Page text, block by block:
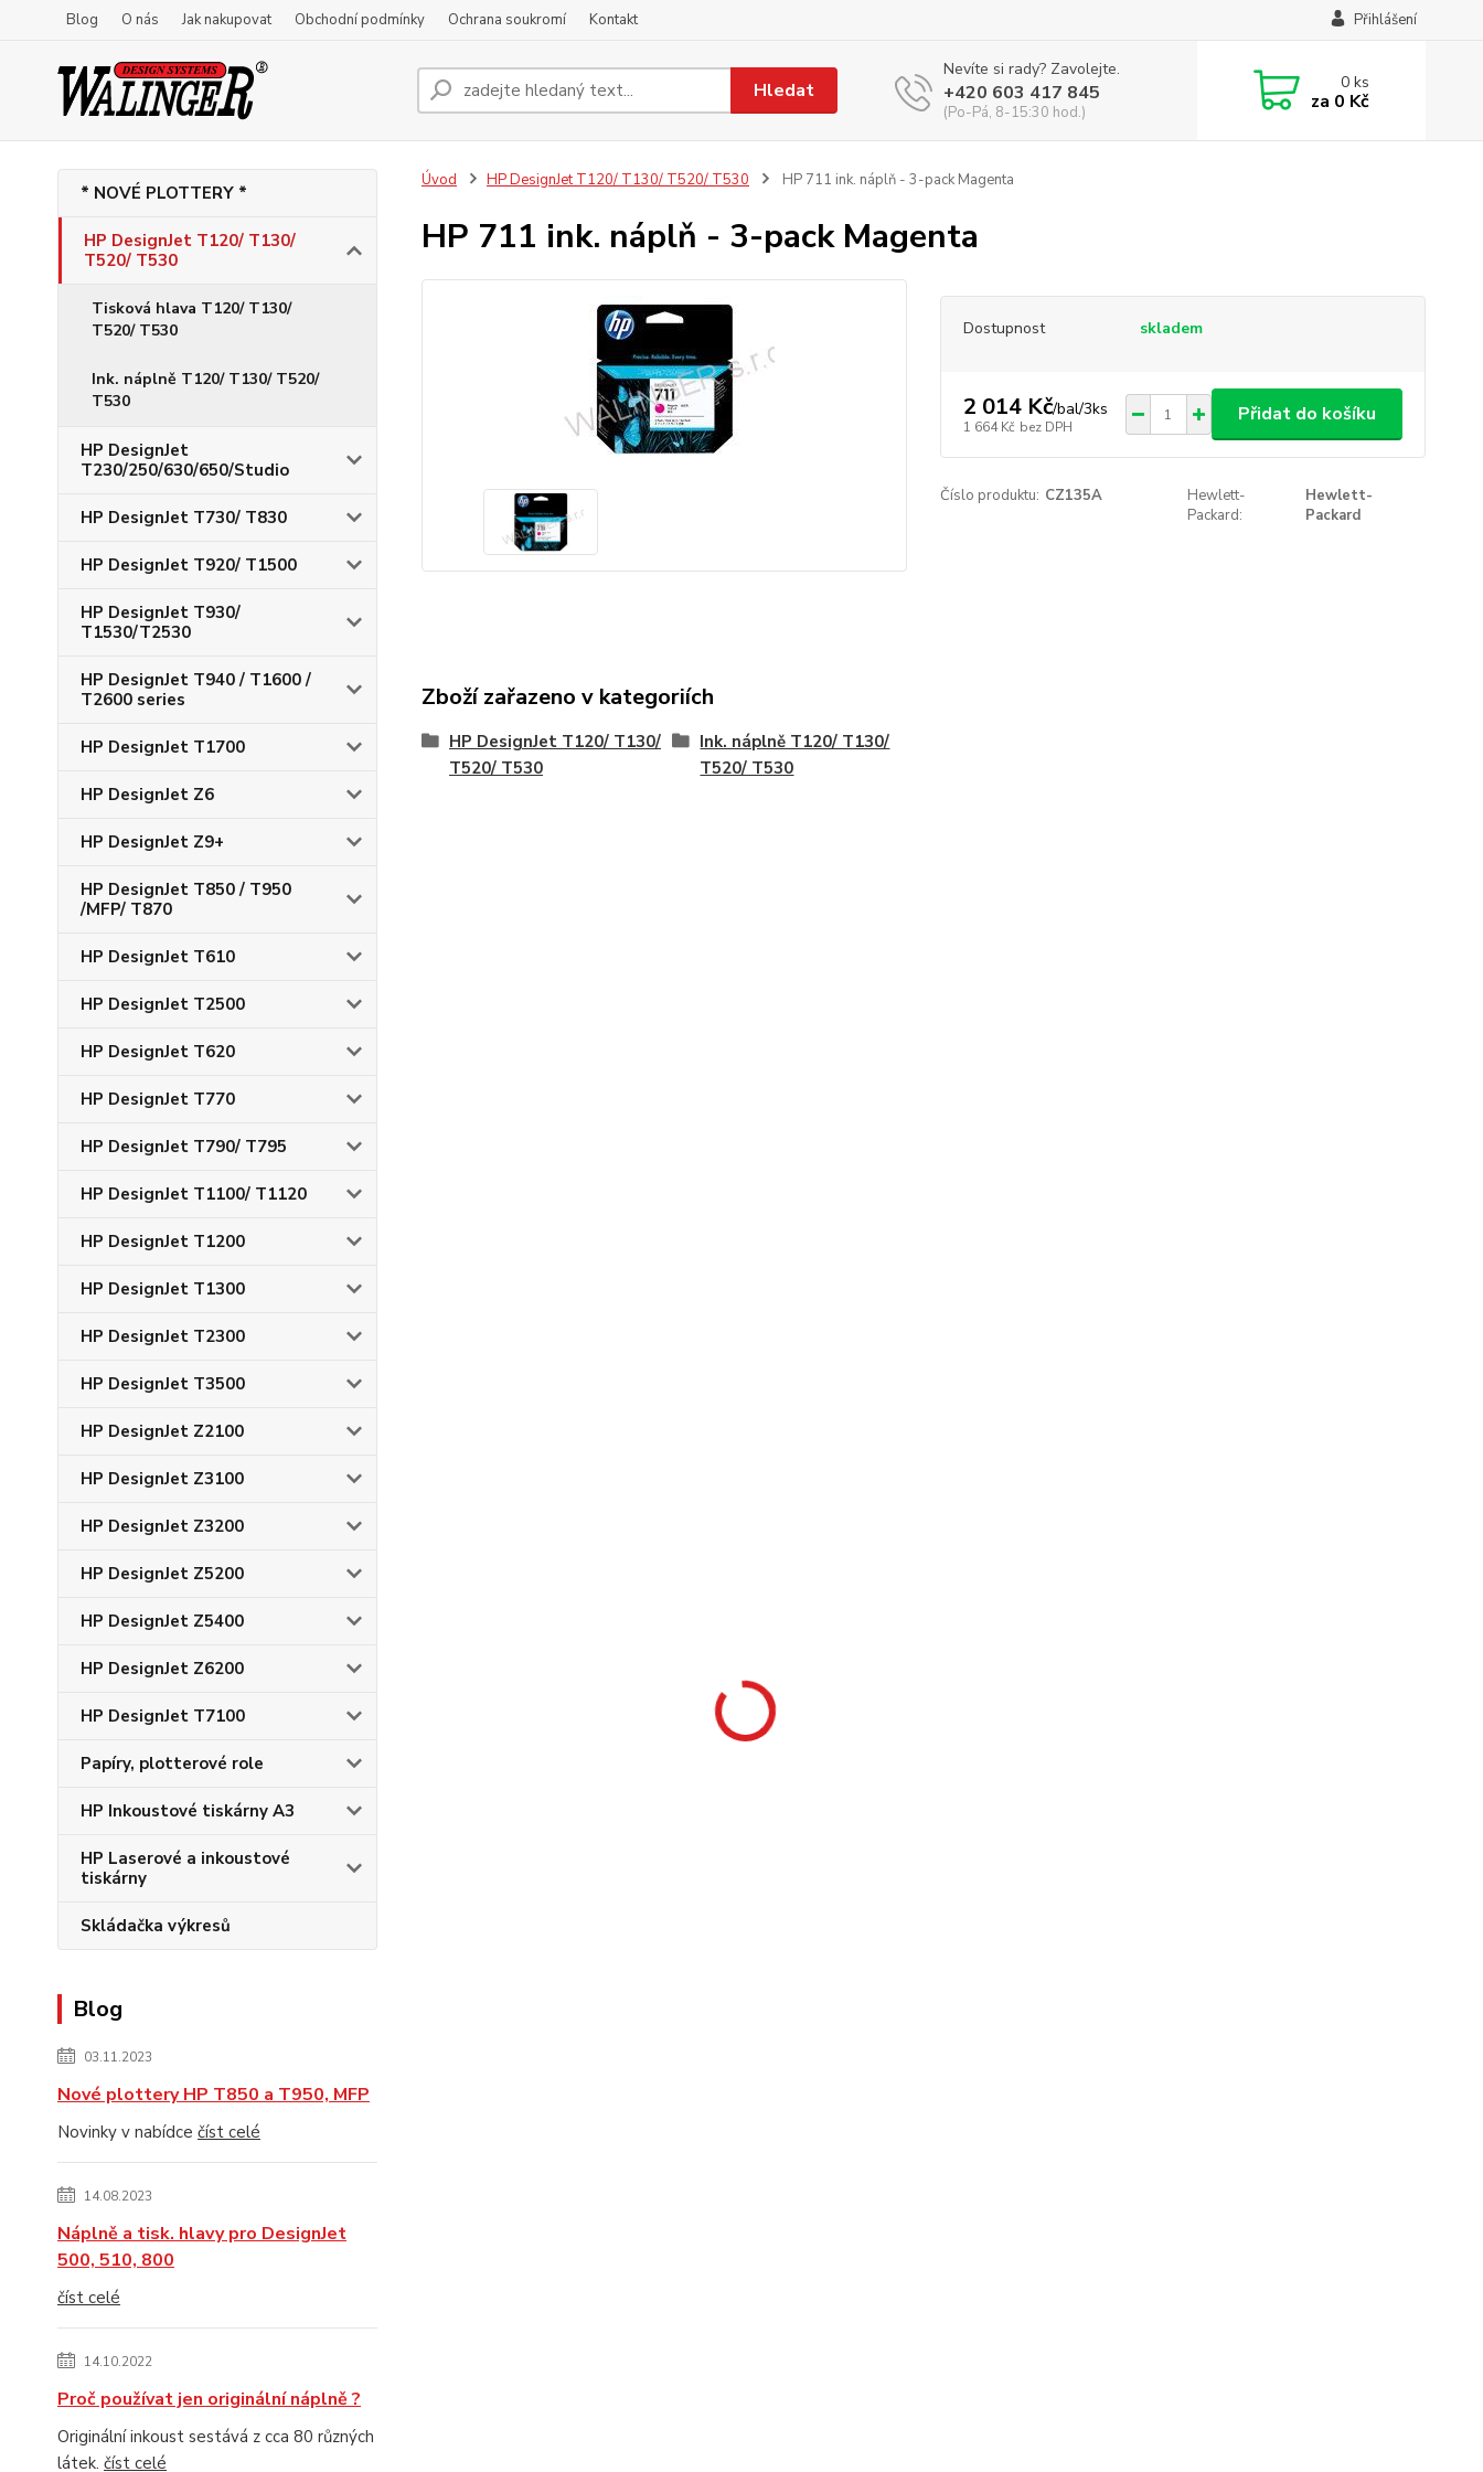
Blog O nás Jak nakupovat Obchodní podmínky Ochrana soukromí Kontakt Přihlášení
Hledat
Nevíte si rady? Zavolejte.
+420 603 417 845
(Po-Pá, 8-15:30 hod.)
0ks
za 0 Kč
* NOVÉ PLOTTERY *
HP DesignJet T120/ T130/
T520/ T530
Tisková hlava T120/ T130/
T520/ T530
Ink. náplně T120/ T130/ T520/
T530
HP DesignJet
T230/250/630/650/Studio
HP DesignJet T730/ T830
HP DesignJet T920/ T1500
HP DesignJet T930/
T1530/T2530
HP DesignJet T940 / T1600 /
T2600 series
HP DesignJet T1700
HP DesignJet Z6
HP DesignJet Z9+
HP DesignJet T850 / T950
/MFP/ T870
HP DesignJet T610
HP DesignJet T2500
HP DesignJet T620
HP DesignJet T770
HP DesignJet T790/ T795
HP DesignJet T1100/ T1120
HP DesignJet T1200
HP DesignJet T1300
HP DesignJet T2300
HP DesignJet T3500
HP DesignJet Z2100
HP DesignJet Z3100
HP DesignJet Z3200
HP DesignJet Z5200
HP DesignJet Z5400
HP DesignJet Z6200
HP DesignJet T7100
Papíry, plotterové role
HP Inkoustové tiskárny A3
HP Laserové a inkoustové
tiskárny
Skládačka výkresů
Blog
03.11.2023
Nové plottery HP T850 a T950, MFP
Novinky v nabídce číst celé
14.08.2023
Náplně a tisk. hlavy pro DesignJet
500, 510, 800
číst celé
14.10.2022
Proč používat jen originální náplně ?
Originální inkoust sestává z cca 80 různých
látek. číst celé
Úvod HP DesignJet T120/ T130/ T520/ T530 HP 711 ink. náplň - 3-pack Magenta
HP 711 ink. náplň - 3-pack Magenta
Dostupnost skladem
2 014 Kč/bal/3ks
1 664 Kč bez DPH
Přidat do košíku
Číslo produktu: CZ135A
Hewlett-
Packard:
Hewlett-
Packard
Zboží zařazeno v kategoriích
HP DesignJet T120/ T130/
T520/ T530
Ink. náplně T120/ T130/
T520/ T530